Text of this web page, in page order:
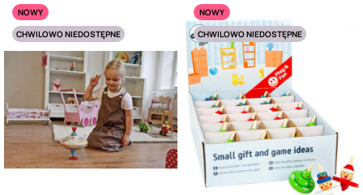
NOWY
CHWILOWO NIEDOSTĘPNE
NOWY
CHWILOWO NIEDOSTĘPNE